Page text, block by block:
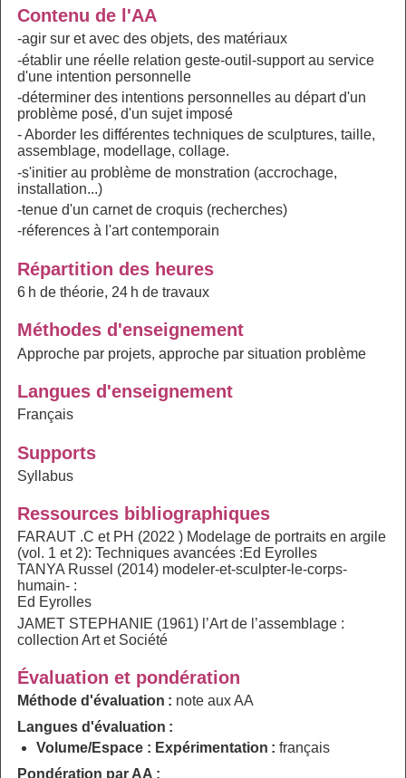
Contenu de l'AA
-agir sur et avec des objets, des matériaux
-établir une réelle relation geste-outil-support au service
d'une intention personnelle
-déterminer des intentions personnelles au départ d'un
problème posé, d'un sujet imposé
- Aborder les différentes techniques de sculptures, taille,
assemblage, modellage, collage.
-s'initier au problème de monstration (accrochage,
installation...)
-tenue d'un carnet de croquis (recherches)
-réferences à l'art contemporain
Répartition des heures
6 h de théorie, 24 h de travaux
Méthodes d'enseignement
Approche par projets, approche par situation problème
Langues d'enseignement
Français
Supports
Syllabus
Ressources bibliographiques
FARAUT .C et PH (2022 ) Modelage de portraits en argile
(vol. 1 et 2): Techniques avancées :Ed Eyrolles
TANYA Russel (2014) modeler-et-sculpter-le-corps-
humain- :
Ed Eyrolles
JAMET STEPHANIE (1961) l’Art de l’assemblage :
collection Art et Société
Évaluation et pondération
Méthode d'évaluation : note aux AA
Langues d'évaluation :
Volume/Espace : Expérimentation :français
Pondération par AA :